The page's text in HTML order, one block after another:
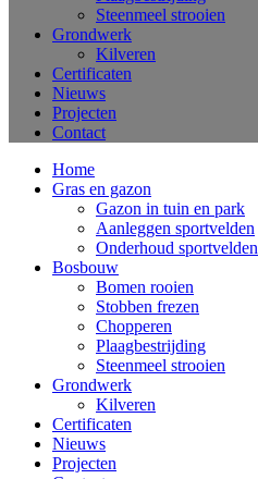
Steenmeel strooien
Grondwerk
Kilveren
Certificaten
Nieuws
Projecten
Contact
Home
Gras en gazon
Gazon in tuin en park
Aanleggen sportvelden
Onderhoud sportvelden
Bosbouw
Bomen rooien
Stobben frezen
Chopperen
Plaagbestrijding
Steenmeel strooien
Grondwerk
Kilveren
Certificaten
Nieuws
Projecten